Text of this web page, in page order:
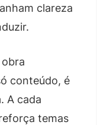
clareza
conteúdo, é
A cada
temas